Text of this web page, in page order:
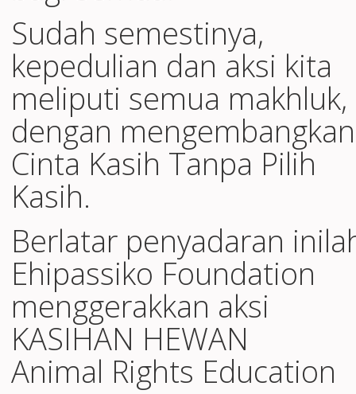
Sudah semestinya,
kepedulian dan aksi kita
meliputi semua makhluk,
dengan mengembangkan
Cinta Kasih Tanpa Pilih
Kasih.
Berlatar penyadaran
Ehipassiko Foundation
menggerakkan aksi
KASIHAN HEWAN
Animal Rights Education